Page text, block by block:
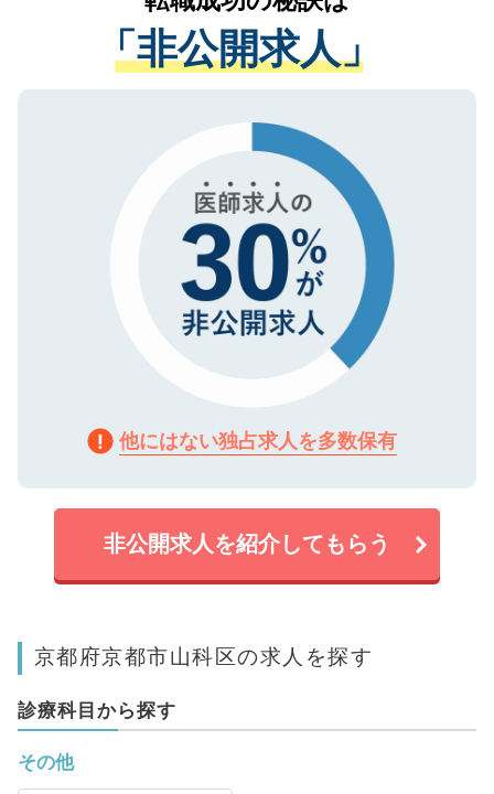
管理基準を満たした事業者のみに付与され
る、プライバシーマークを取得済みです。
で、機密保持に関してもご安心ください。
経験をまじえながら、適切なアドバイスを
させていただきます。すぐにご転職をされ
ない方には、長期的なサポートが可能です
ので、まずはご登録ください。
「非公開求人」
他にはない独占求人を多数保有
非公開求人を紹介してもらう
京都府京都市山科区の求人を探す
診療科目から探す
その他